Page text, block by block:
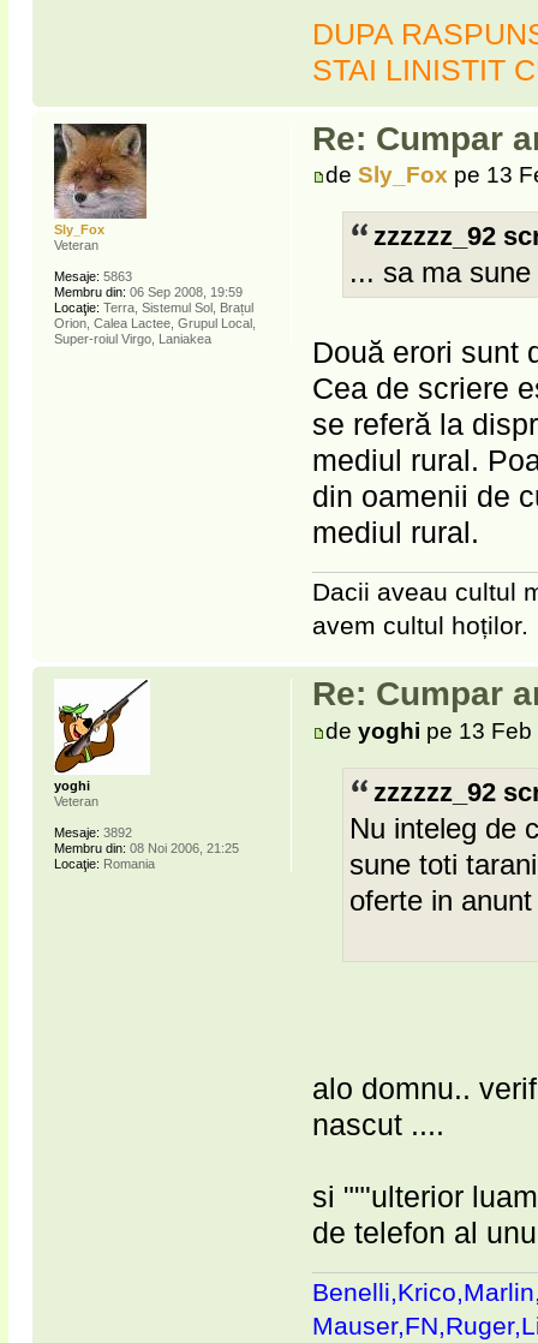
DUPA
STAI LINISTIT
Re: Cumpar
deSly_Fox pe 13
zzzzzz_92
... sa ma
Două erori sunt
Cea de scriere
se referă la
mediul rural.
din oamenii de
mediul rural.
Dacii aveau cultul
avem cultul hoților.
Sly_Fox
Veteran
Mesaje: 5863
Membru din: 06 Sep 2008, 19:59
Locaţie: Terra, Sistemul Sol, Brațul
Orion, Calea Lactee, Grupul Local,
Super-roiul Virgo, Laniakea
Re: Cumpar
deyoghi pe 13
zzzzzz_92
Nu inteleg de
sune toti
oferte in
alo domnu..
nascut ....
si ""'ulterior
de telefon al
yoghi
Veteran
Mesaje: 3892
Membru din: 08 Noi 2006, 21:25
Locaţie: Romania